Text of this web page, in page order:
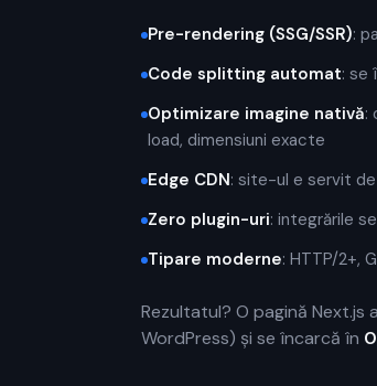
Pre-rendering (SSG/SSR):
Code splitting automat: se
Optimizare imagine nativă:
load, dimensiuni exacte
Edge CDN: site-ul e servit
Zero plugin-uri: integrările
Tipare moderne: HTTP/2+,
Rezultatul? O pagină Next.js
WordPress) și se încarcă în